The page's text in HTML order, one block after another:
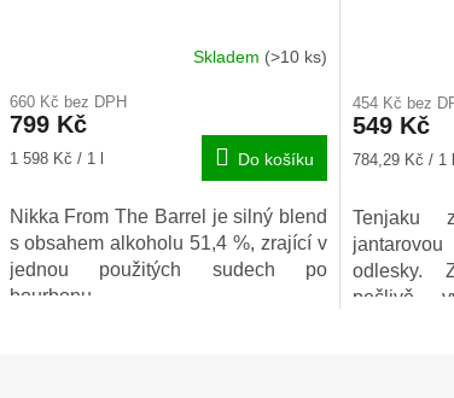
produktu
je
5,0
hvězdiček.
Skladem (>10 ks)
660 Kč bez DPH
799 Kč
Měrná
1 598 Kč / 1 l Do košíku
Nikka From The Barrel je silný blend
s obsahem alkoholu 51,4 %, zrající v
jednou použitých sudech po
bourbonu.
produktu
je
4,0
hvězdiček.
454 Kč bez
549 Kč
Měrná
784,29 Kč / 1 l
Tenjaku
odlesky.
pečlivě